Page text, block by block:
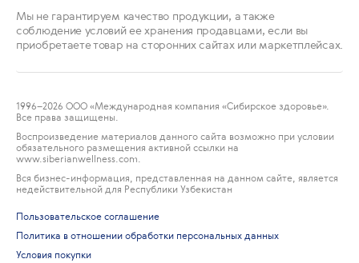
Мы не гарантируем качество продукции, а также
соблюдение условий ее хранения продавцами, если вы
приобретаете товар на сторонних сайтах или маркетплейсах.
1996–2026 ООО «Международная компания «Сибирское здоровье».
Все права защищены.
Воспроизведение материалов данного сайта возможно при условии
обязательного размещения активной ссылки на
www.siberianwellness.com.
Вся бизнес-информация, представленная на данном сайте, является
недействительной для Республики Узбекистан
Пользовательское соглашение
Политика в отношении обработки персональных данных
Условия покупки